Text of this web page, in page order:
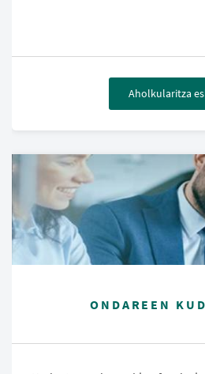
Aholkularitza
ONDAREEN